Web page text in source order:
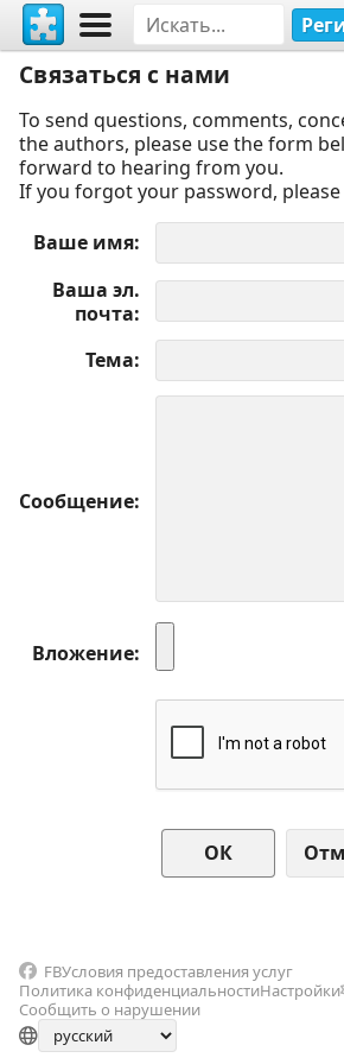
Связаться с нами
To send questions, comments,
the authors, please use the form
forward to hearing from you.
If you forgot your password, please
Ваше имя
Ваша эл.
почта
Тема
Сообщение
Вложение
FBУсловия предоставления услуг
Политика конфиденциальностиНастройки
Сообщить о нарушении